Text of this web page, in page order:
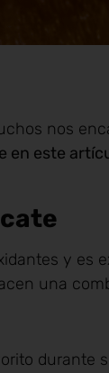
nos
en este
y es
una
durante